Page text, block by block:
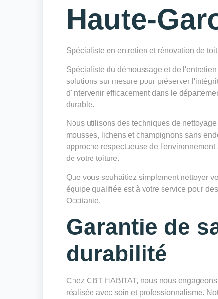
Haute-
Spécialiste en entretien et rénovation de
Spécialiste du démoussage et de
solutions sur mesure pour préserver
d'intervenir efficacement dans le
durable.
Nous utilisons des techniques de
mousses, lichens et champignons sans
approche respectueuse de
de votre toiture.
Que vous souhaitiez simplement nettoyer
équipe qualifiée est à votre service pour
Occitanie.
Garantie de
durabilité
Chez CBT HABITAT, nous nous
réalisée avec soin et professionnalisme.